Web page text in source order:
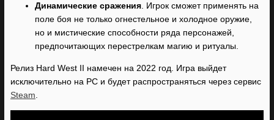
Динамические сражения . Игрок сможет применять на
поле боя не только огнестельное и холодное оружие,
но и мистические способности ряда персонажей,
предпочитающих перестрелкам магию и ритуалы.
Релиз Hard West II намечен на 2022 год. Игра выйдет
исключительно на PC и будет распространяться через сервис
Steam